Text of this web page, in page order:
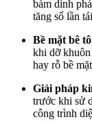
bám dính
tăng số lần
Bề mặt bê
khi dỡ khuôn
hay rỗ bề
Giải pháp
trước khi sử
công trình